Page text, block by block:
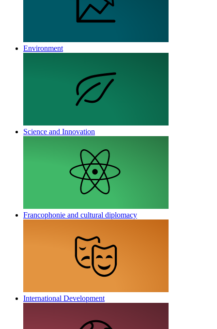
Environment
Science and Innovation
Francophonie and cultural diplomacy
International Development